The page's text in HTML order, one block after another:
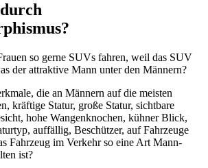
so gerne SUVs fahren, weil das SUV
der attraktive Mann unter den Männern?
die an Männern auf die meisten
kräftige Statur, große Statur, sichtbare
hohe Wangenknochen, kühner Blick,
auffällig, Beschützer, auf Fahrzeuge
Fahrzeug im Verkehr so eine Art Mann-
ist?